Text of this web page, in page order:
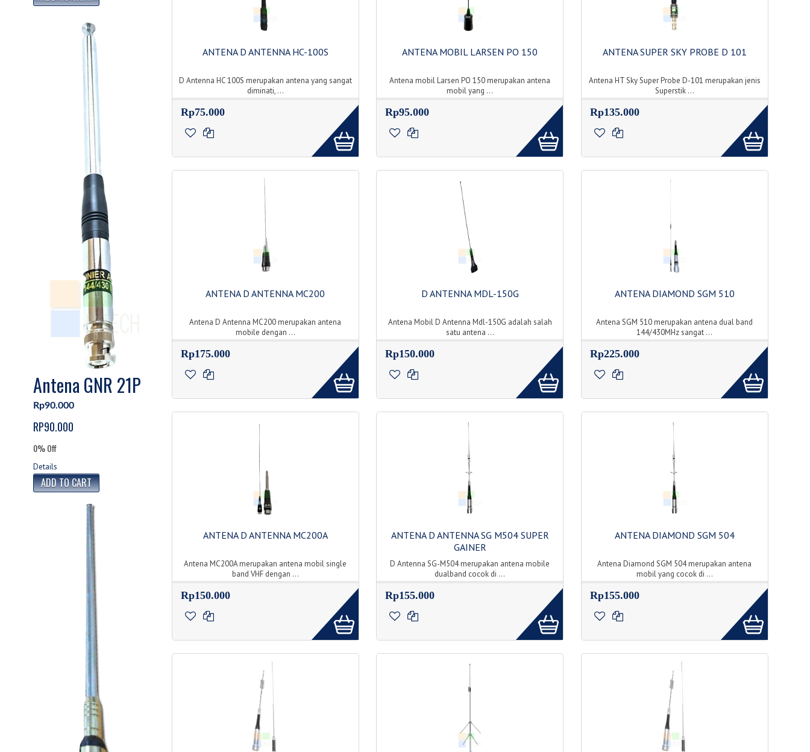
ANTENA D ANTENNA HC-100S
D Antenna HC 100S merupakan antena yang sangat
diminati, ...
Rp75.000
ANTENA MOBIL LARSEN PO 150
Antena mobil Larsen PO 150 merupakan antena
mobil yang ...
Rp95.000
ANTENA SUPER SKY PROBE D 101
Antena HT Sky Super Probe D-101 merupakan jenis
Superstik ...
Rp135.000
ANTENA D ANTENNA MC200
Antena D Antenna MC200 merupakan antena
mobile dengan ...
Rp175.000
D ANTENNA MDL-150G
Antena Mobil D Antenna Mdl-150G adalah salah
satu antena ...
Rp150.000
ANTENA DIAMOND SGM 510
Antena SGM 510 merupakan antena dual band
144/430MHz sangat ...
Rp225.000
ANTENA D ANTENNA MC200A
Antena MC200A merupakan antena mobil single
band VHF dengan ...
Rp150.000
ANTENA D ANTENNA SG M504 SUPER
GAINER
D Antenna SG-M504 merupakan antena mobile
dualband cocok di ...
Rp155.000
ANTENA DIAMOND SGM 504
Antena Diamond SGM 504 merupakan antena
mobil yang cocok di ...
Rp155.000
Antena GNR 21P
Rp90.000
RP90.000
0% Off
Details